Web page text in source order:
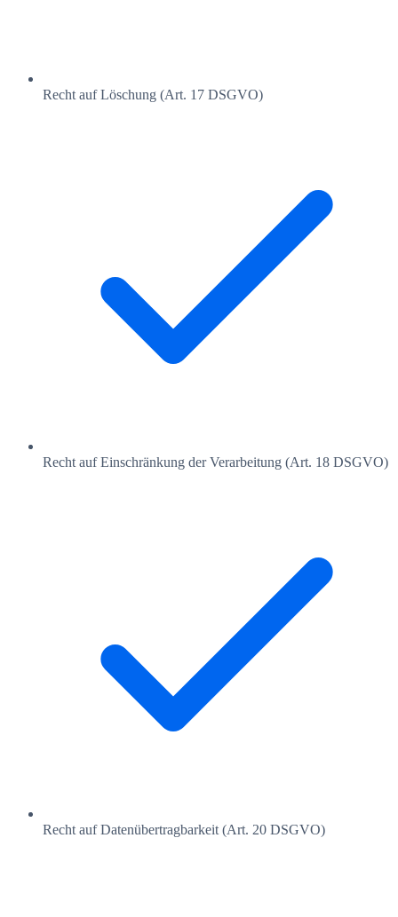
Recht auf Löschung (Art. 17 DSGVO)
Recht auf Einschränkung der Verarbeitung (Art. 18 DSGVO)
Recht auf Datenübertragbarkeit (Art. 20 DSGVO)